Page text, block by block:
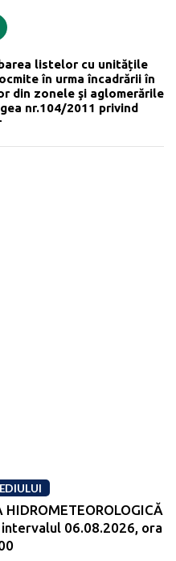
listelor cu unitățile
în urma încadrării în
din zonele şi aglomerările
nr.104/2011 privind
intervalul 06.08.2026, ora